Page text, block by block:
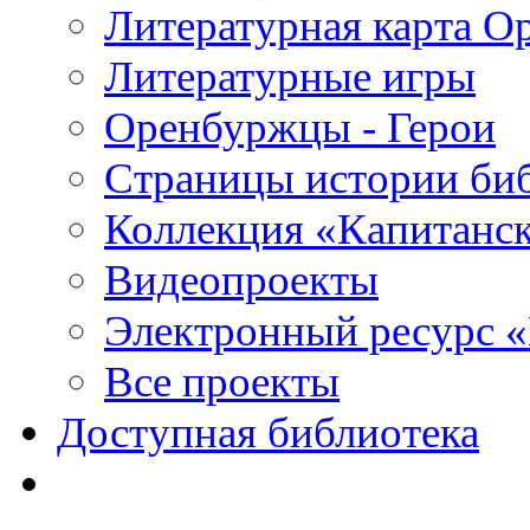
Литературная карта
Литературные игры
Оренбуржцы - Герои
Страницы истории
Коллекция
Видеопроекты
Электронный ресурс
Все проекты
Доступная библиотека